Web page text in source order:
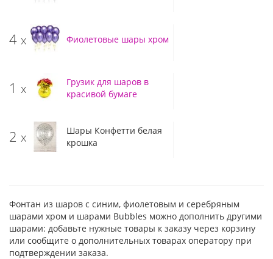
4 x Фиолетовые шары хром
1 x
Грузик для шаров в
красивой бумаге
2 x
Шары Конфетти белая
крошка
Фонтан из шаров с синим, фиолетовым и серебряным
шарами хром и шарами Bubbles можно дополнить другими
шарами: добавьте нужные товары к заказу через корзину
или сообщите о дополнительных товарах оператору при
подтверждении заказа.